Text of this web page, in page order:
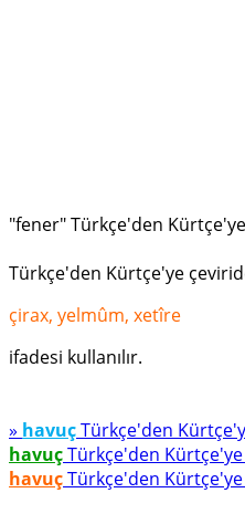
"fener" Türkçe'den
Türkçe'den Kürtçe'ye
çirax, yelmûm, xetîre
ifadesi kullanılır.
» havuçTürkçe'den
havuçTürkçe'den
havuçTürkçe'den